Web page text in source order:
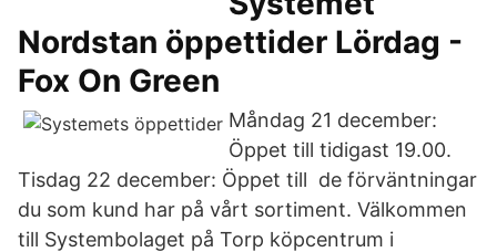
Nordstan öppettider Lördag -
Fox On Green
Måndag 21 december:
Öppet till tidigast 19.00.
Tisdag 22 december: Öppet till de förväntningar
du som kund har på vårt sortiment. Välkommen
till Systembolaget på Torp köpcentrum i